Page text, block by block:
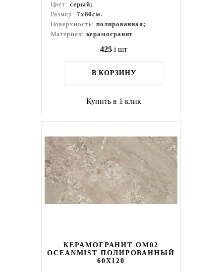
Цвет: серый;
Размер: 7x60см.
Поверхность:полированная;
Материал: керамогранит
425 i шт
В КОРЗИНУ
Купить в 1 клик
КЕРАМОГРАНИТ OM02
OCEANMIST ПОЛИРОВАННЫЙ
60X120